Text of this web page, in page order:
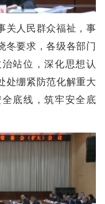
人民群众福祉，事
冬要求，各级各部门
站位，深化思想认
处绷紧防范化解重大
底线，筑牢安全底